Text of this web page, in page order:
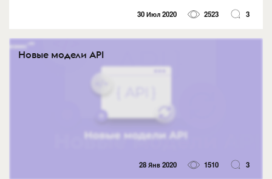
30 Июл 2020 2523 3
Новые модели API
28 Янв 2020 1510 3